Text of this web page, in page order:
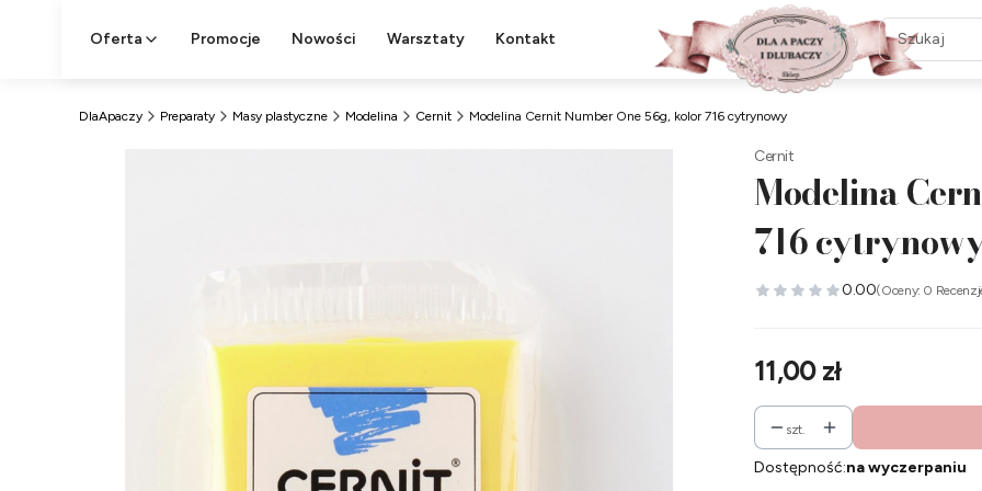
Oferta Promocje Nowości Warsztaty Kontakt
DlaApaczy Preparaty Masy plastyczne Modelina Cernit Modelina Cernit Number One 56g, kolor 716 cytrynowy
Cernit
Modelina
716
0.00(Oceny: 0
Cena
11,00 zł
szt.
Dostępność:na wyczerpaniu